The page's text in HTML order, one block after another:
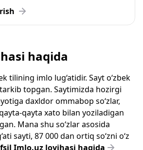
haqida
tilining imlo lug‘atidir. Sayt o‘zbek
topgan. Saytimizda hozirgi
daxldor ommabop so‘zlar,
qayta xato bilan yoziladigan
Mana shu so‘zlar asosida
sayti, 87 000 dan ortiq so‘zni o‘z
Imlo.uz loyihasi haqida